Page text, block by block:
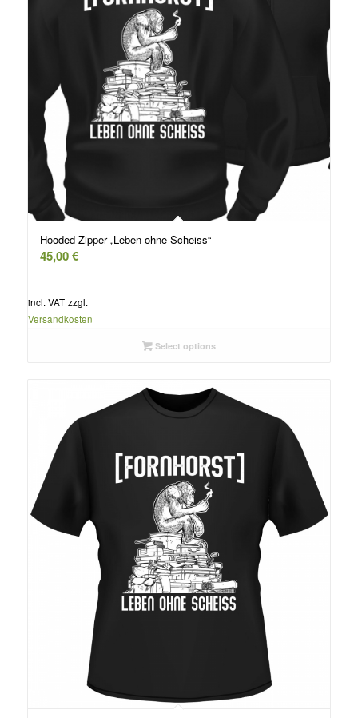
Hooded Zipper „Leben ohne Scheiss“
45,00€
incl. VAT zzgl.
Versandkosten
Select options